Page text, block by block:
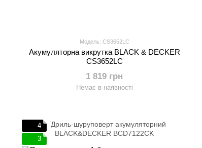
Модель: CS3652LC
Акумуляторна викрутка BLACK & DECKER
CS3652LC
1 819 грн
Немає в наявності
4
3